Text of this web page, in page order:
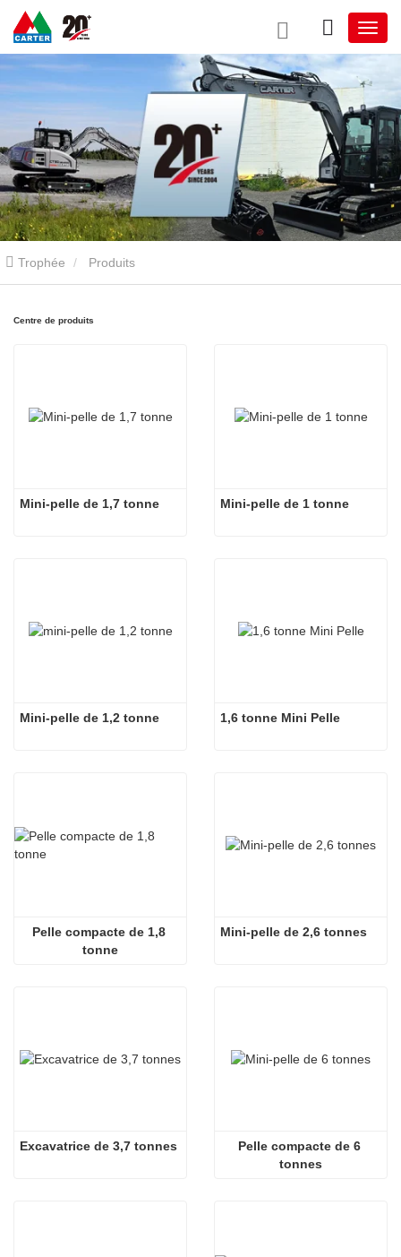
Trophée Produits
Centre de produits
Mini-pelle de 1,7 tonne Mini-pelle de 1 tonne
Mini-pelle de 1,2 tonne 1,6 tonne Mini Pelle
Pelle compacte de 1,8
tonne
Mini-pelle de 2,6 tonnes
Excavatrice de 3,7 tonnes
Pelle compacte de 6
tonnes